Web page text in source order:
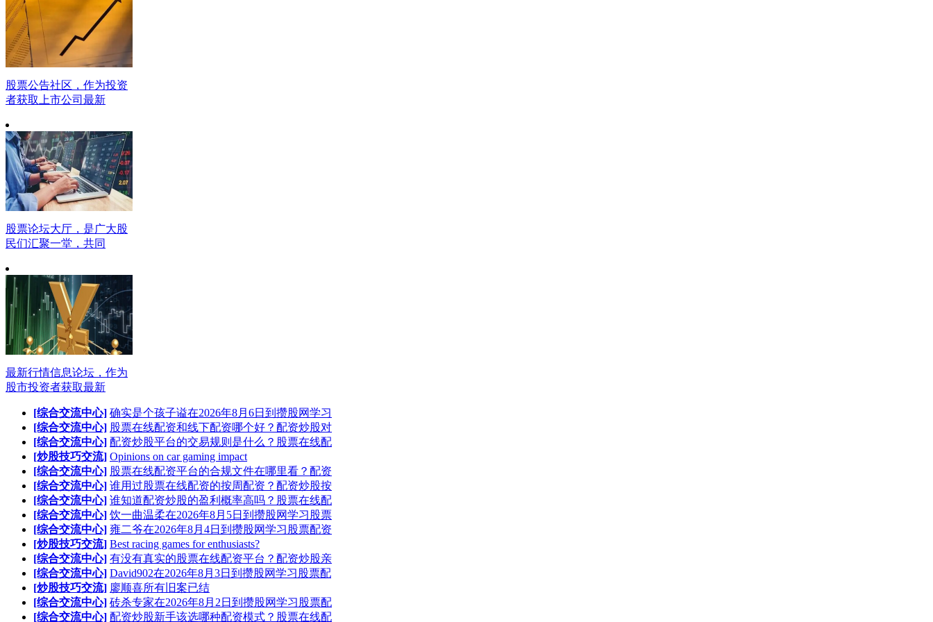
股票公告社区，作为投资
者获取上市公司最新
股票论坛大厅，是广大股
民们汇聚一堂，共同
最新行情信息论坛，作为
股市投资者获取最新
[综合交流中心] 确实是个孩子谥在2026年8月6日到攒股网学习
[综合交流中心] 股票在线配资和线下配资哪个好？配资炒股对
[综合交流中心] 配资炒股平台的交易规则是什么？股票在线配
[炒股技巧交流] Opinions on car gaming impact
[综合交流中心] 股票在线配资平台的合规文件在哪里看？配资
[综合交流中心] 谁用过股票在线配资的按周配资？配资炒股按
[综合交流中心] 谁知道配资炒股的盈利概率高吗？股票在线配
[综合交流中心] 饮一曲温柔在2026年8月5日到攒股网学习股票
[综合交流中心] 雍二爷在2026年8月4日到攒股网学习股票配资
[炒股技巧交流] Best racing games for enthusiasts?
[综合交流中心] 有没有真实的股票在线配资平台？配资炒股亲
[综合交流中心] David902在2026年8月3日到攒股网学习股票配
[炒股技巧交流] 廖顺喜所有旧案已结
[综合交流中心] 砖杀专家在2026年8月2日到攒股网学习股票配
[综合交流中心] 配资炒股新手该选哪种配资模式？股票在线配